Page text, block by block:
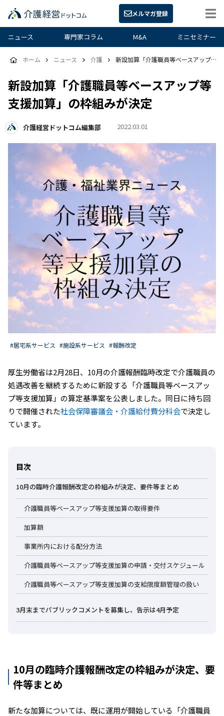
メルマガ登録
ニュース 専門家コラム M&A ミニセミナー
新設加算「介護職員等ベースアップ等
支援加算」の枠組みが決定
介護経営ドットコム編集部 2022.03.01
ホーム ニュース 介護 新設加算「介護職員等ベースアップ等支援加算」の枠組みが決定
#居宅系サービス #施設系サービス #報酬改定
厚生労働省は2月28日、10月の介護報酬臨時改定で介護職員の
処遇改善を継続するために新設する「介護職員等ベースアッ
プ等支援加算」の算定基準案を公表しました。同日に持ち回
りで開催された社会保障審議会・介護給付費分科会で決定し
ています。
目次
10月の臨時介護報酬改定の枠組みが決定、要件等まとめ
介護職員等ベースアップ等支援加算の取得要件
加算額
事業所内における配分方法
介護職員等ベースアップ等支援加算の申請・交付スケジュール
介護職員等ベースアップ等支援加算の支給限度額管理の扱い
3月末までパブリックコメントを募集し、告示は4月予定
10月の臨時介護報酬改定の枠組みが決定、要
件等まとめ
新たな加算については、既に運用が開始している「介護職員